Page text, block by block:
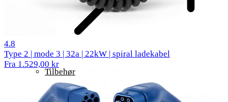
Tilbehør
4.8
Type 2 | mode 3 | 32a | 22kW | spiral ladekabel
Fra 1.529,00 kr